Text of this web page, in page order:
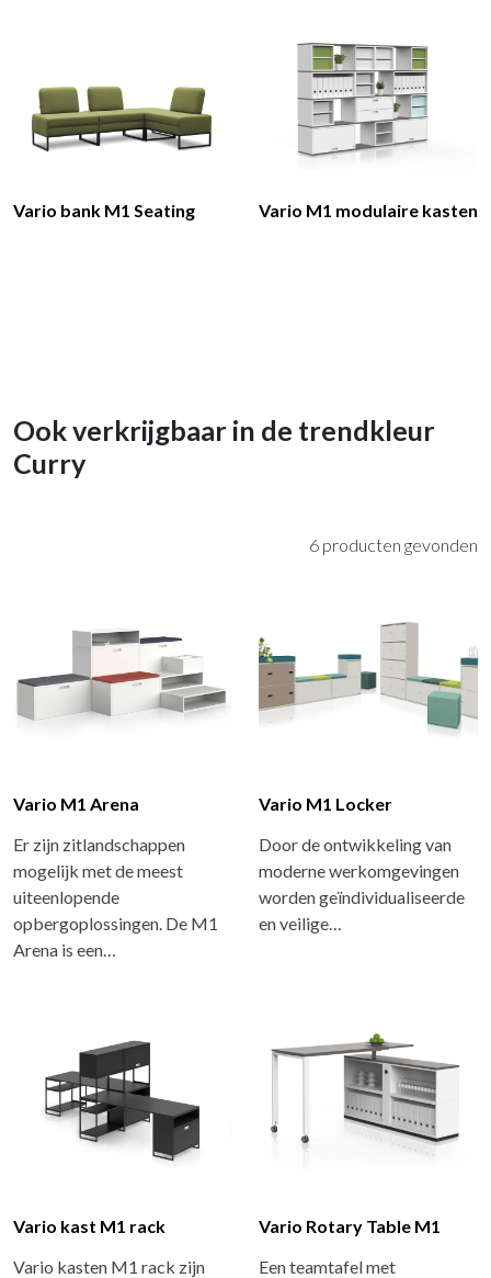
Vario bank M1 Seating Vario M1 modulaire kasten
Ook verkrijgbaar in de trendkleur
Curry
6 producten gevonden
Vario M1 Arena
Er zijn zitlandschappen
mogelijk met de meest
uiteenlopende
opbergoplossingen. De M1
Arena is een…
Vario M1 Locker
Door de ontwikkeling van
moderne werkomgevingen
worden geïndividualiseerde
en veilige…
Vario kast M1 rack
Vario kasten M1 rack zijn
Vario Rotary Table M1
Een teamtafel met